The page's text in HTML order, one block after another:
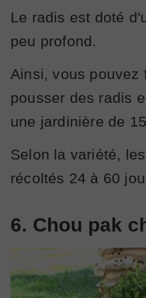
Le radis est doté
peu profond.
Ainsi, vous pouvez
pousser des radis
une jardinière de
Selon la variété,
récoltés 24 à 60
6. Chou pak